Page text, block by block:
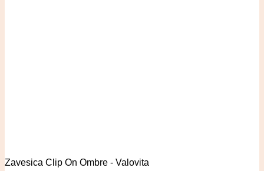
Zavesica Clip On Ombre - Valovita